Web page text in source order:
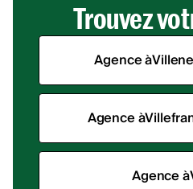
Trouvez
Agence à
Agence à
Agence à